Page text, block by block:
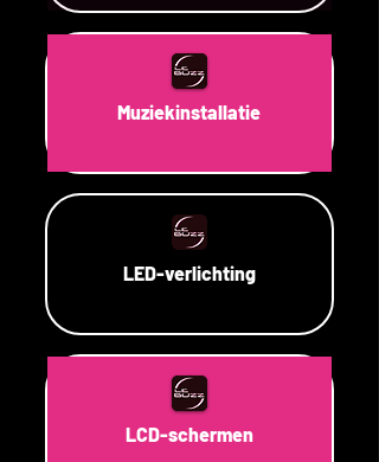
Muziekinstallatie
LED-verlichting
LCD-schermen